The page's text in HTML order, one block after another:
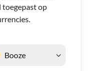
toegepast op